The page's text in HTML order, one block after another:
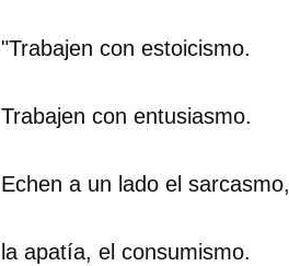
"Trabajen con estoicismo.
Trabajen con entusiasmo.
Echen a un lado el sarcasmo,
la apatía, el consumismo.